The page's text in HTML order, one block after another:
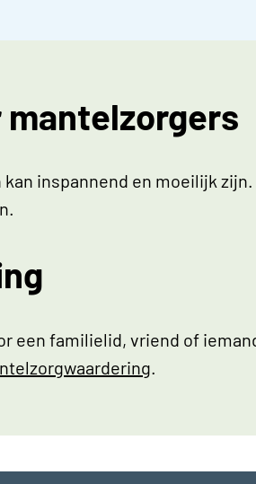
inspannend en moeilijk
een familielid, vriend of